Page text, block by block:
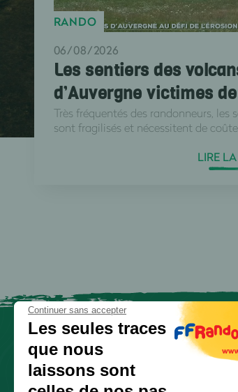
RANDO
06/08/2026
Les sentiers des
d’Auvergne victimes
Très fréquentés des randonneurs, les
sont fragilisés et nécessitent de
LIRE
Continuer sans accepter
Les seules traces
que nous
laissons sont